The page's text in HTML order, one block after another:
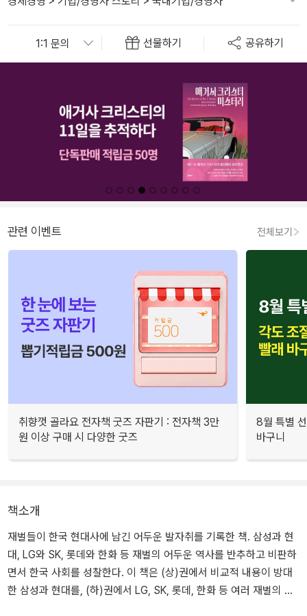
선물하기 공유하기
관련 이벤트 전체보기
취향껏 골라요 전자책 굿즈 자판기 : 전자책 3만
원 이상 구매 시 다양한 굿즈
8월 특별
바구니
책소개
재벌들이 한국 현대사에 남긴 어두운 발자취를 기록한 책. 삼성과 현
대, LG와 SK, 롯데와 한화 등 재벌의 어두운 역사를 반추하고 비판하
면서 한국 사회를 성찰한다. 이 책은 (상)권에서 비교적 내용이 방대
한 삼성과 현대를, (하)권에서 LG, SK, 롯데, 한화 등 여러 재벌의 흑